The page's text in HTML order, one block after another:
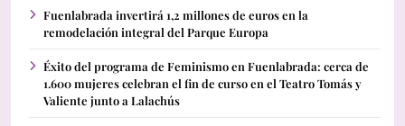
Fuenlabrada invertirá 1,2 millones de euros en la
remodelación integral del Parque Europa
Éxito del programa de Feminismo en Fuenlabrada: cerca de
1.600 mujeres celebran el fin de curso en el Teatro Tomás y
Valiente junto a Lalachús